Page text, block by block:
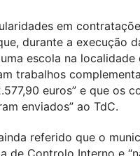
em
durante a execução
escola na localidade
trabalhos
euros” e que os
enviados” ao TdC.
referido que o
de Controlo Interno e